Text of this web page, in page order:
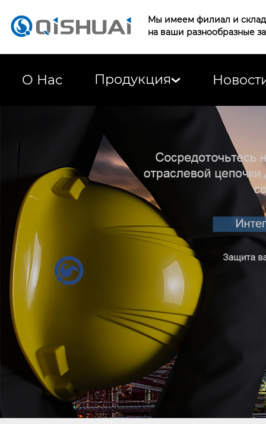
Мы имеем филиал и склад
на ваши разнообразные
О Нас Продукция